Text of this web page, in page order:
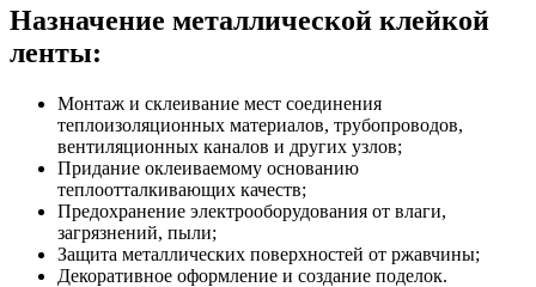
Назначение металлической клейкой
ленты:
Монтаж и склеивание мест соединения
теплоизоляционных материалов, трубопроводов,
вентиляционных каналов и других узлов;
Придание оклеиваемому основанию
теплоотталкивающих качеств;
Предохранение электрооборудования от влаги,
загрязнений, пыли;
Защита металлических поверхностей от ржавчины;
Декоративное оформление и создание поделок.